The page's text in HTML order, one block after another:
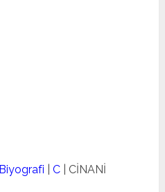
Biyografi |C CİNANİ